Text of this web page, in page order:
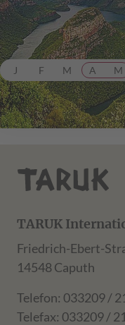
Botswana bis Victoria
ab 7.599,00 €inkl. Flug
J
F M A M
TARUK
Friedrich-Ebert-
14548 Caputh
Telefon: 033209 /
Telefax: 033209 /